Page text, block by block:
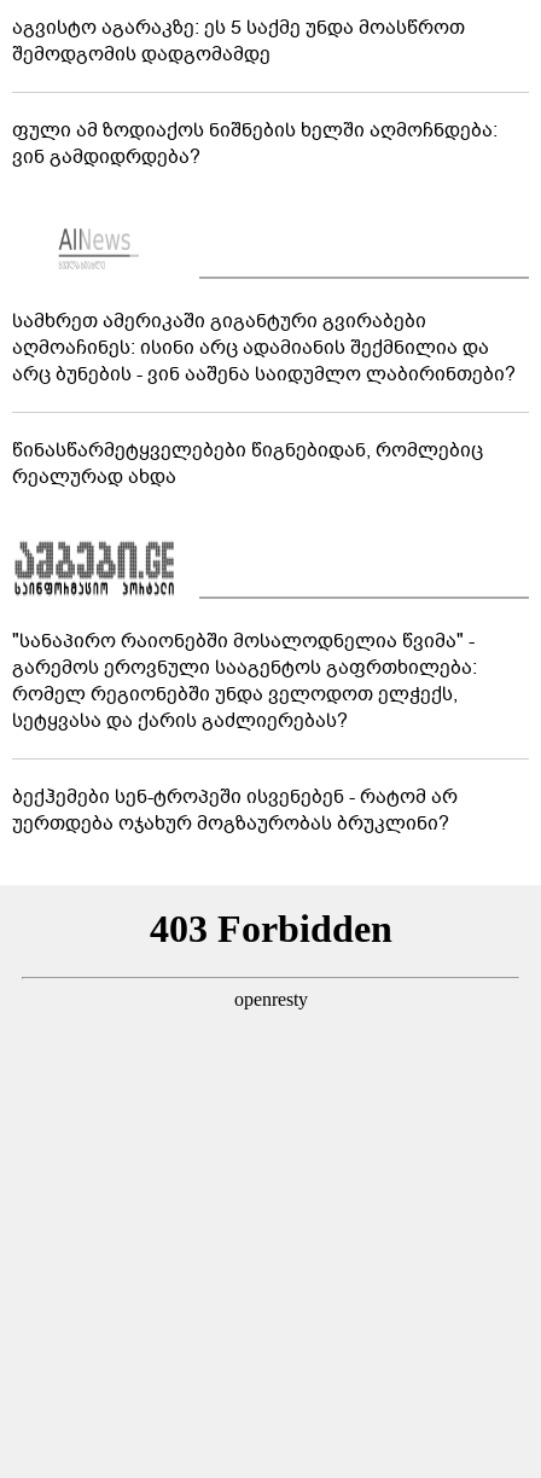
აგვისტო აგარაკზე: ეს 5 საქმე უნდა მოასწროთ
შემოდგომის დადგომამდე
ფული ამ ზოდიაქოს ნიშნების ხელში აღმოჩნდება:
ვინ გამდიდრდება?
სამხრეთ ამერიკაში გიგანტური გვირაბები
აღმოაჩინეს: ისინი არც ადამიანის შექმნილია და
არც ბუნების - ვინ ააშენა საიდუმლო ლაბირინთები?
წინასწარმეტყველებები წიგნებიდან, რომლებიც
რეალურად ახდა
"სანაპირო რაიონებში მოსალოდნელია წვიმა" -
გარემოს ეროვნული სააგენტოს გაფრთხილება:
რომელ რეგიონებში უნდა ველოდოთ ელჭექს,
სეტყვასა და ქარის გაძლიერებას?
ბექჰემები სენ-ტროპეში ისვენებენ - რატომ არ
უერთდება ოჯახურ მოგზაურობას ბრუკლინი?